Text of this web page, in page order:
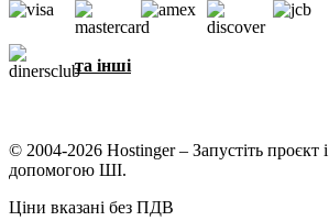
та інші
© 2004-2026 Hostinger – Запустіть проєкт і
допомогою ШІ.
Ціни вказані без ПДВ